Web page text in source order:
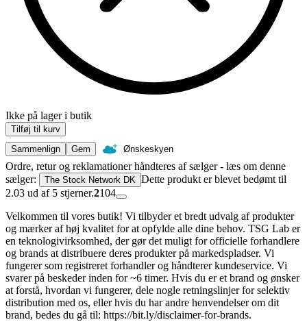
Ikke på lager i butik
Tilføj til kurv
Sammenlign
Gem Ønskeskyen
Ordre, retur og reklamationer håndteres af sælger - læs om denne
sælger:
The Stock Network DK Dette produkt er blevet bedømt til
2.03 ud af 5 stjerner.2104
Velkommen til vores butik! Vi tilbyder et bredt udvalg af produkter
og mærker af høj kvalitet for at opfylde alle dine behov. TSG Lab er
en teknologivirksomhed, der gør det muligt for officielle forhandlere
og brands at distribuere deres produkter på markedspladser. Vi
fungerer som registreret forhandler og håndterer kundeservice. Vi
svarer på beskeder inden for ~6 timer. Hvis du er et brand og ønsker
at forstå, hvordan vi fungerer, dele nogle retningslinjer for selektiv
distribution med os, eller hvis du har andre henvendelser om dit
brand, bedes du gå til: https://bit.ly/disclaimer-for-brands.